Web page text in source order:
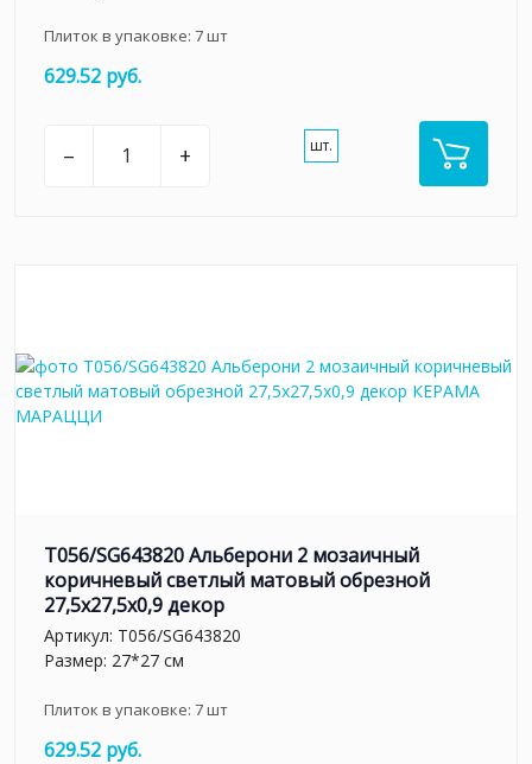
Плиток в упаковке: 7шт
629.52 руб.
– + шт.
T056/SG643820 Альберони 2 мозаичный
коричневый светлый матовый обрезной
27,5x27,5x0,9 декор
Артикул: T056/SG643820
Размер: 27*27 см
Плиток в упаковке: 7шт
629.52 руб.